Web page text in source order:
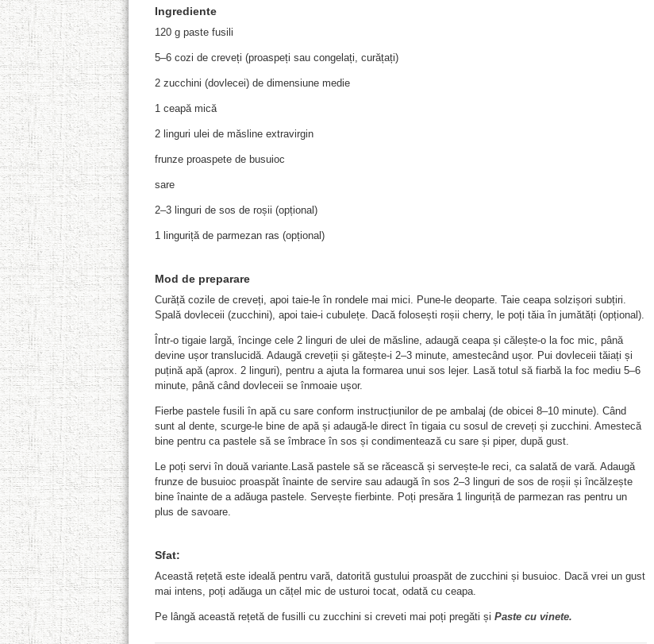
Ingrediente
120 g paste fusili
5–6 cozi de creveți (proaspeți sau congelați, curățați)
2 zucchini (dovlecei) de dimensiune medie
1 ceapă mică
2 linguri ulei de măsline extravirgin
frunze proaspete de busuioc
sare
2–3 linguri de sos de roșii (opțional)
1 linguriță de parmezan ras (opțional)
Mod de preparare
Curăță cozile de creveți, apoi taie-le în rondele mai mici. Pune-le deoparte. Taie ceapa solzișori subțiri.
Spală dovleceii (zucchini), apoi taie-i cubulețe. Dacă folosești roșii cherry, le poți tăia în jumătăți (opțional).
Într-o tigaie largă, încinge cele 2 linguri de ulei de măsline, adaugă ceapa și călește-o la foc mic, până
devine ușor translucidă. Adaugă creveții și gătește-i 2–3 minute, amestecând ușor. Pui dovleceii tăiați și
puțină apă (aprox. 2 linguri), pentru a ajuta la formarea unui sos lejer. Lasă totul să fiarbă la foc mediu 5–6
minute, până când dovleceii se înmoaie ușor.
Fierbe pastele fusili în apă cu sare conform instrucțiunilor de pe ambalaj (de obicei 8–10 minute). Când
sunt al dente, scurge-le bine de apă și adaugă-le direct în tigaia cu sosul de creveți și zucchini. Amestecă
bine pentru ca pastele să se îmbrace în sos și condimentează cu sare și piper, după gust.
Le poți servi în două variante.Lasă pastele să se răcească și servește-le reci, ca salată de vară. Adaugă
frunze de busuioc proaspăt înainte de servire sau adaugă în sos 2–3 linguri de sos de roșii și încălzește
bine înainte de a adăuga pastele. Servește fierbinte. Poți presăra 1 linguriță de parmezan ras pentru un
plus de savoare.
Sfat:
Această rețetă este ideală pentru vară, datorită gustului proaspăt de zucchini și busuioc. Dacă vrei un gust
mai intens, poți adăuga un cățel mic de usturoi tocat, odată cu ceapa.
Pe lângă această rețetă de fusilli cu zucchini si creveti mai poți pregăti și Paste cu vinete.